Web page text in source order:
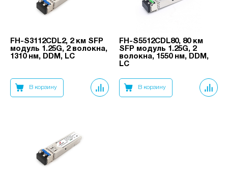
FH-S3112CDL2, 2 км SFP
модуль 1.25G, 2 волокна,
1310 нм, DDM, LC
В корзину
FH-S5512CDL80, 80 км
SFP модуль 1.25G, 2
волокна, 1550 нм, DDM,
LC
В корзину